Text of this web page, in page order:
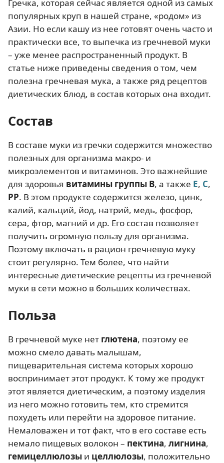
Гречка, которая сейчас является одной из самых
популярных круп в нашей стране, «родом» из
Азии. Но если кашу из нее готовят очень часто и
практически все, то выпечка из гречневой муки
– уже менее распространенный продукт. В
статье ниже приведены сведения о том, чем
полезна гречневая мука, а также ряд рецептов
диетических блюд, в состав которых она входит.
Состав
В составе муки из гречки содержится множество
полезных для организма макро- и
микроэлементов и витаминов. Это важнейшие
для здоровья витамины группы В, а также Е, С,
РР. В этом продукте содержится железо, цинк,
калий, кальций, йод, натрий, медь, фосфор,
сера, фтор, магний и др. Его состав позволяет
получить огромную пользу для организма.
Поэтому включать в рацион гречневую муку
стоит регулярно. Тем более, что найти
интересные диетические рецепты из гречневой
муки в сети можно в больших количествах.
Польза
В гречневой муке нет глютена, поэтому ее
можно смело давать малышам,
пищеварительная система которых хорошо
воспринимает этот продукт. К тому же продукт
этот является диетическим, а поэтому изделия
из него можно готовить тем, кто стремится
похудеть или перейти на здоровое питание.
Немаловажен и тот факт, что в его составе есть
немало пищевых волокон – пектина, лигнина,
гемицеллюлозы и целлюлозы, положительно